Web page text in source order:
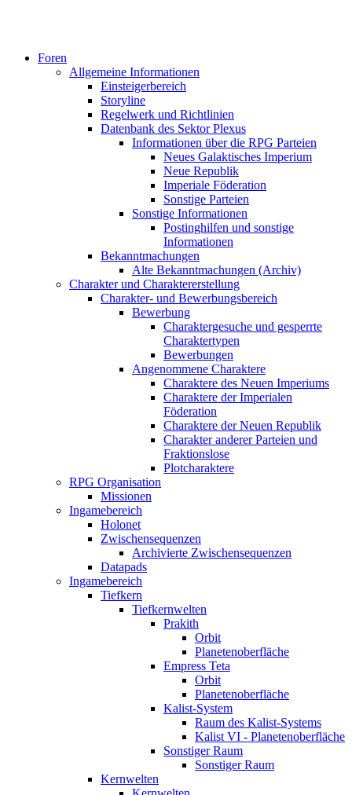
Foren
Allgemeine Informationen
Einsteigerbereich
Storyline
Regelwerk und Richtlinien
Datenbank des Sektor Plexus
Informationen über die RPG Parteien
Neues Galaktisches Imperium
Neue Republik
Imperiale Föderation
Sonstige Parteien
Sonstige Informationen
Postinghilfen und sonstige
Informationen
Bekanntmachungen
Alte Bekanntmachungen (Archiv)
Charakter und Charaktererstellung
Charakter- und Bewerbungsbereich
Bewerbung
Charaktergesuche und gesperrte
Charaktertypen
Bewerbungen
Angenommene Charaktere
Charaktere des Neuen Imperiums
Charaktere der Imperialen
Föderation
Charaktere der Neuen Republik
Charakter anderer Parteien und
Fraktionslose
Plotcharaktere
RPG Organisation
Missionen
Ingamebereich
Holonet
Zwischensequenzen
Archivierte Zwischensequenzen
Datapads
Ingamebereich
Tiefkern
Tiefkernwelten
Prakith
Orbit
Planetenoberfläche
Empress Teta
Orbit
Planetenoberfläche
Kalist-System
Raum des Kalist-Systems
Kalist VI - Planetenoberfläche
Sonstiger Raum
Sonstiger Raum
Kernwelten